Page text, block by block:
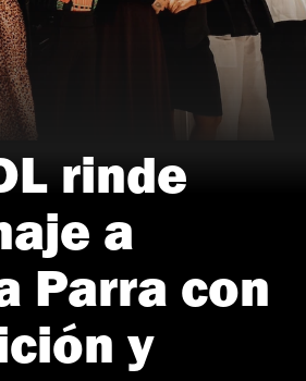
rinde
a
Parra con
y